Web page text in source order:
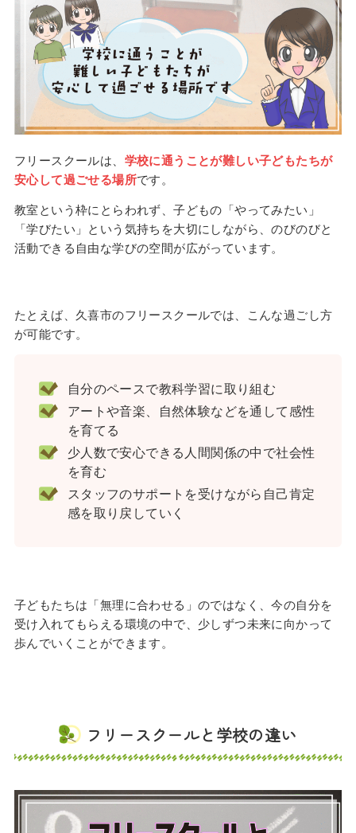
フリースクールは、 学校に通うことが難しい子どもたちが
安心して過ごせる場所です。
教室という枠にとらわれず、子どもの「やってみたい」
「学びたい」という気持ちを大切にしながら、のびのびと
活動できる自由な学びの空間が広がっています。
たとえば、久喜市のフリースクールでは、こんな過ごし方
が可能です。
自分のペースで教科学習に取り組む
アートや音楽、自然体験などを通して感性
を育てる
少人数で安心できる人間関係の中で社会性
を育む
スタッフのサポートを受けながら自己肯定
感を取り戻していく
子どもたちは「無理に合わせる」のではなく、今の自分を
受け入れてもらえる環境の中で、少しずつ未来に向かって
歩んでいくことができます。
フリースクールと学校の違い